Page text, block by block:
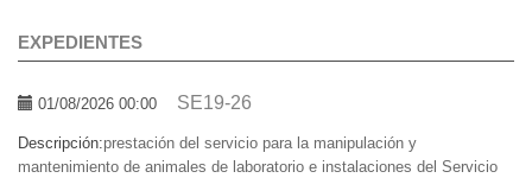
EXPEDIENTES
01/08/2026 00:00 SE19-26
Descripción:prestación del servicio para la manipulación y
mantenimiento de animales de laboratorio e instalaciones del Servicio